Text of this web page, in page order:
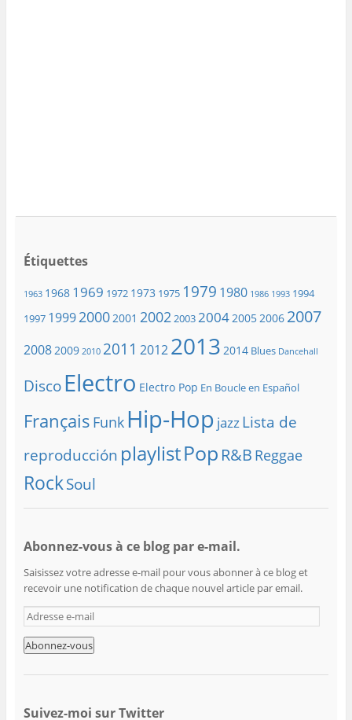
Étiquettes
1963 1968 1969 1972 1973 1975 1979 1980 1986 1993 1994
1997 19992000 2001 200220032004 2005 2006 2007
2008 2009 2010 2011 20122013 2014 Blues Dancehall
Disco Electro Electro Pop En Boucle en Español
Français Funk Hip-Hop jazzLista de
reproducción playlistPop R&B Reggae
RockSoul
Abonnez-vous à ce blog par e-mail.
Saisissez votre adresse e-mail pour vous abonner à ce blog et
recevoir une notification de chaque nouvel article par email.
A
d
r
s
e
Suivez-moi sur Twitter